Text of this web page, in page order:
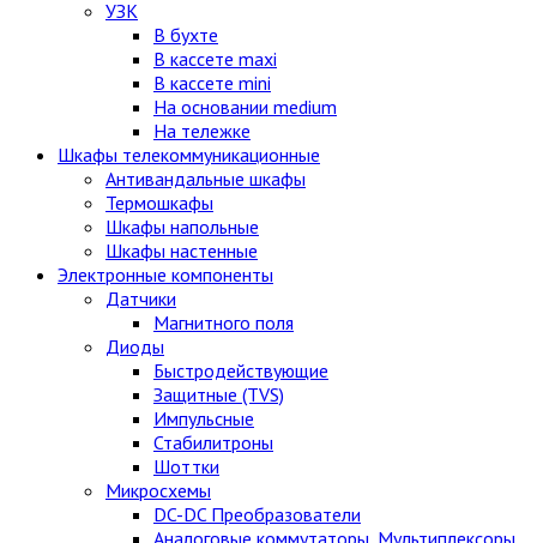
УЗК
В бухте
В кассете maxi
В кассете mini
На основании medium
На тележке
Шкафы телекоммуникационные
Антивандальные шкафы
Термошкафы
Шкафы напольные
Шкафы настенные
Электронные компоненты
Датчики
Магнитного поля
Диоды
Быстродействующие
Защитные (TVS)
Импульсные
Стабилитроны
Шоттки
Микросхемы
DC-DC Преобразователи
Аналоговые коммутаторы, Мультиплексоры,